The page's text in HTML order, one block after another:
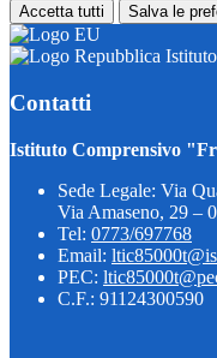
Accetta tutti Salva le
Contatti
Istituto Comprensivo
Sede Legale: Via
Via Amaseno, 29 –
Tel: 0773/697768
Email:
PEC:
C.F.: 91124300590